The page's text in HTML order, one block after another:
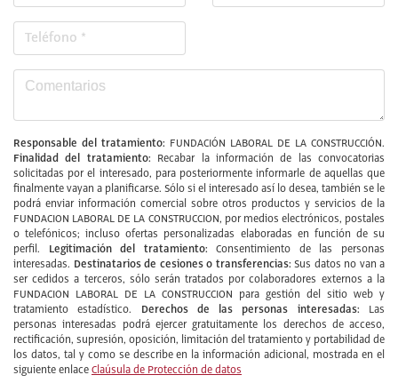
Responsable del tratamiento: FUNDACIÓN LABORAL DE LA CONSTRUCCIÓN.
Finalidad del tratamiento: Recabar la información de las convocatorias
solicitadas por el interesado, para posteriormente informarle de aquellas que
finalmente vayan a planificarse. Sólo si el interesado así lo desea, también se le
podrá enviar información comercial sobre otros productos y servicios de la
FUNDACION LABORAL DE LA CONSTRUCCION, por medios electrónicos, postales
o telefónicos; incluso ofertas personalizadas elaboradas en función de su
perfil.
Legitimación del tratamiento: Consentimiento de las personas
interesadas. Destinatarios de cesiones o transferencias: Sus datos no van a
ser cedidos a terceros, sólo serán tratados por colaboradores externos a la
FUNDACION LABORAL DE LA CONSTRUCCION para gestión del sitio web y
tratamiento estadístico.
Derechos de las personas interesadas: Las
personas interesadas podrá ejercer gratuitamente los derechos de acceso,
rectificación, supresión, oposición, limitación del tratamiento y portabilidad de
los datos, tal y como se describe en la información adicional, mostrada en el
siguiente enlace Claúsula de Protección de datos